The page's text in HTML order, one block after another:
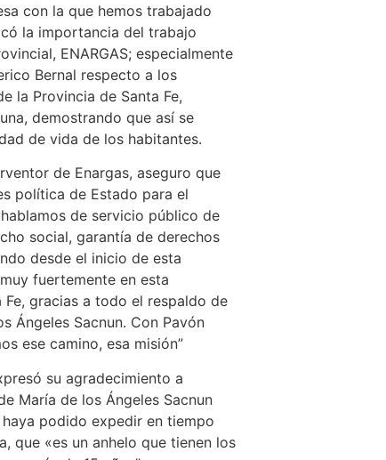
con la que hemos trabajado
la importancia del trabajo
ENARGAS; especialmente
Bernal respecto a los
la Provincia de Santa Fe,
demostrando que así se
de vida de los habitantes.
de Enargas, aseguro que
política de Estado para el
de servicio público de
social, garantía de derechos
desde el inicio de esta
fuertemente en esta
gracias a todo el respaldo de
Ángeles Sacnun. Con Pavón
ese camino, esa misión”
su agradecimiento a
María de los Ángeles Sacnun
podido expedir en tiempo
que «es un anhelo que tienen los